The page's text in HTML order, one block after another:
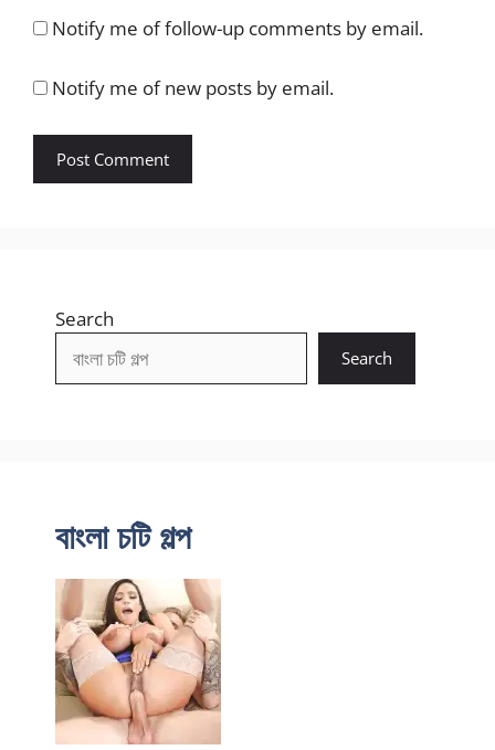
Notify me of follow-up comments by email.
Notify me of new posts by email.
Search
Search
বাংলা চটি গল্প